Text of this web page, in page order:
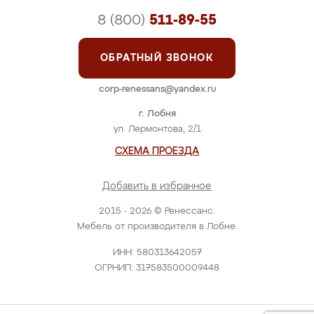
2015 - 2026 © Ренессанс.
Мебель от производителя в Лобне.
ИНН: 580313642057
ОГРНИП: 317583500009448
г. Лобня
ул. Лермонтова, 2/1
СХЕМА ПРОЕЗДА
Добавить в избранное
8 (800) 511-89-55
ОБРАТНЫЙ ЗВОНОК
corp-renessans@yandex.ru